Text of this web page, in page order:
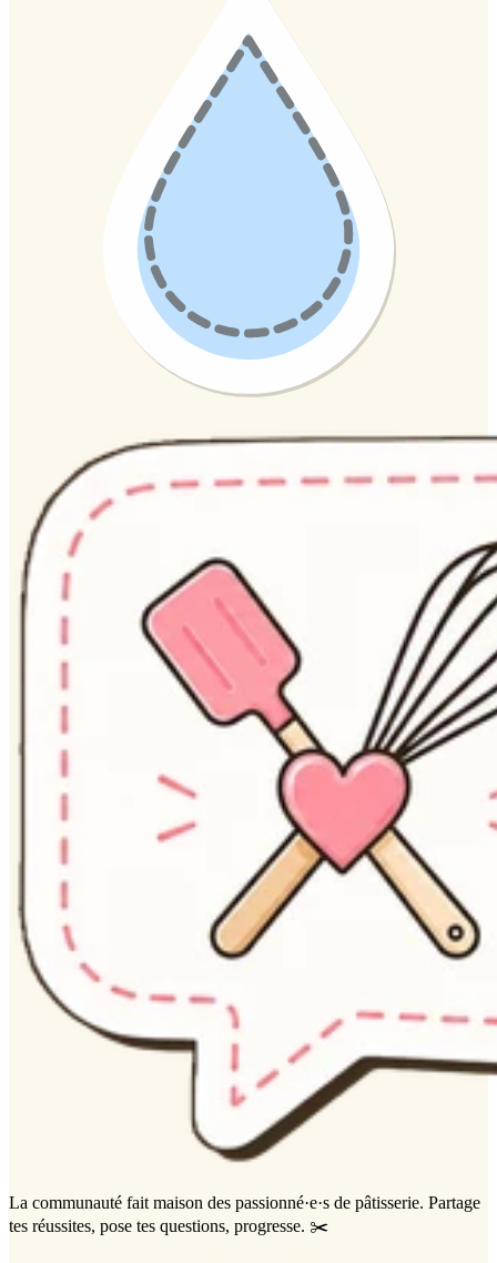
La communauté fait maison des passionné·e·s de pâtisserie. Partage
tes réussites, pose tes questions, progresse. ✂️